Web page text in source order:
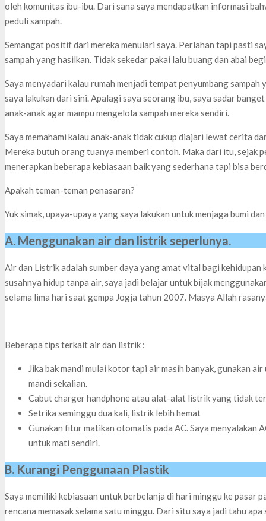
oleh komunitas ibu-ibu. Dari sana saya mendapatkan informasi
peduli sampah.
Semangat positif dari mereka menulari saya. Perlahan tapi pasti
sampah yang hasilkan. Tidak sekedar pakai lalu buang dan abai
Saya menyadari kalau rumah menjadi tempat penyumbang sampah
saya lakukan dari sini. Apalagi saya seorang ibu, saya sadar
anak-anak agar mampu mengelola sampah mereka sendiri.
Saya memahami kalau anak-anak tidak cukup diajari lewat cerita
Mereka butuh orang tuanya memberi contoh. Maka dari itu, sejak
menerapkan beberapa kebiasaan baik yang sederhana tapi bisa
Apakah teman-teman penasaran?
Yuk simak, upaya-upaya yang saya lakukan untuk menjaga bumi dan
A. Menggunakan air dan listrik seperlunya.
Air dan Listrik adalah sumber daya yang amat vital bagi kehidupan
susahnya hidup tanpa air, saya jadi belajar untuk bijak
selama lima hari saat gempa Jogja tahun 2007. Masya Allah
Beberapa tips terkait air dan listrik :
Jika bak mandi mulai kotor tapi air masih banyak, gunakan
mandi sekalian.
Cabut charger handphone atau alat-alat listrik yang tidak
Setrika seminggu dua kali, listrik lebih hemat
Gunakan fitur matikan otomatis pada AC. Saya menyalakan
untuk mati sendiri.
B. Kurangi Penggunaan Plastik
Saya memiliki kebiasaan untuk berbelanja di hari minggu ke pasar
rencana memasak selama satu minggu. Dari situ saya jadi tahu